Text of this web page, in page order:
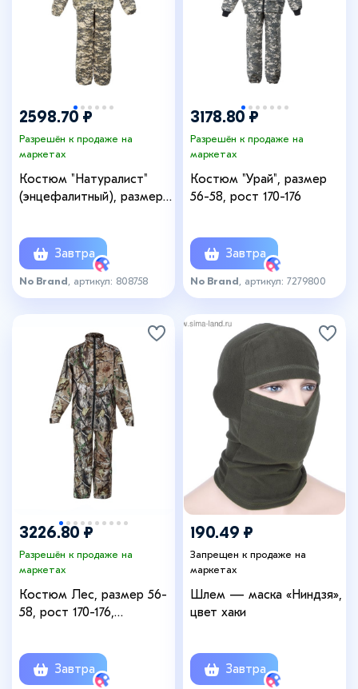
2598.70 ₽
Разрешён к продаже на
маркетах
Костюм "Натуралист"
(энцефалитный), размер
Завтра
No Brand , артикул: 808758
3178.80 ₽
Разрешён к продаже на
маркетах
Костюм "Урай", размер
56-58, рост 170-176
Завтра
No Brand , артикул: 7279800
3226.80 ₽
Разрешён к продаже на
маркетах
Костюм Лес, размер 56-
58, рост 170-176,
Завтра
190.49 ₽
Запрещен к продаже на
маркетах
Шлем — маска «Ниндзя»,
цвет хаки
Завтра